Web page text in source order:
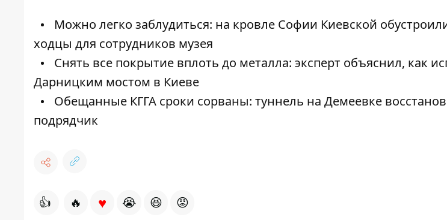
Можно легко заблудиться: на кровле Софии Киевской
ходцы для сотрудников музея
Снять все покрытие вплоть до металла: эксперт объяснил, как
Дарницким мостом в Киеве
Обещанные КГГА сроки сорваны: туннель на Демеевке
подрядчик
👍 🔥 ♥ 😭 😆 😡